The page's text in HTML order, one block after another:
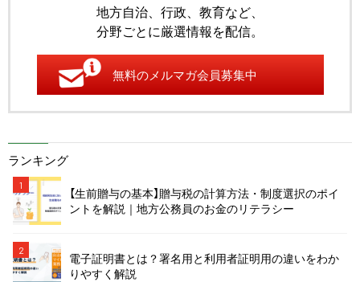
地方自治、行政、教育など、
分野ごとに厳選情報を配信。
無料のメルマガ会員募集中
ランキング
1
【生前贈与の基本】贈与税の計算方法・制度選択のポイ
ントを解説｜地方公務員のお金のリテラシー
2
電子証明書とは？署名用と利用者証明用の違いをわか
りやすく解説